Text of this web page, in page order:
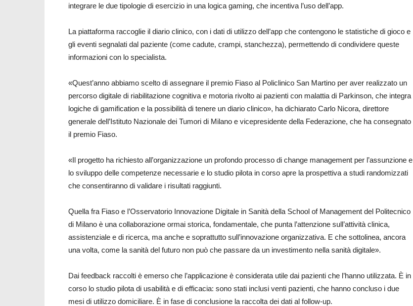
integrare le due tipologie di esercizio in una logica gaming, che incentiva l’uso dell’app.
La piattaforma raccoglie il diario clinico, con i dati di utilizzo dell’app che contengono le statistiche di gioco e
gli eventi segnalati dal paziente (come cadute, crampi, stanchezza), permettendo di condividere queste
informazioni con lo specialista.
«Quest’anno abbiamo scelto di assegnare il premio Fiaso al Policlinico San Martino per aver realizzato un
percorso digitale di riabilitazione cognitiva e motoria rivolto ai pazienti con malattia di Parkinson, che integra
logiche di gamification e la possibilità di tenere un diario clinico», ha dichiarato Carlo Nicora, direttore
generale dell’Istituto Nazionale dei Tumori di Milano e vicepresidente della Federazione, che ha consegnato
il premio Fiaso.
«Il progetto ha richiesto all’organizzazione un profondo processo di change management per l’assunzione e
lo sviluppo delle competenze necessarie e lo studio pilota in corso apre la prospettiva a studi randomizzati
che consentiranno di validare i risultati raggiunti.
Quella fra Fiaso e l’Osservatorio Innovazione Digitale in Sanità della School of Management del Politecnico
di Milano è una collaborazione ormai storica, fondamentale, che punta l’attenzione sull’attività clinica,
assistenziale e di ricerca, ma anche e soprattutto sull’innovazione organizzativa. E che sottolinea, ancora
una volta, come la sanità del futuro non può che passare da un investimento nella sanità digitale».
Dai feedback raccolti è emerso che l’applicazione è considerata utile dai pazienti che l’hanno utilizzata. È in
corso lo studio pilota di usabilità e di efficacia: sono stati inclusi venti pazienti, che hanno concluso i due
mesi di utilizzo domiciliare. È in fase di conclusione la raccolta dei dati al follow-up.